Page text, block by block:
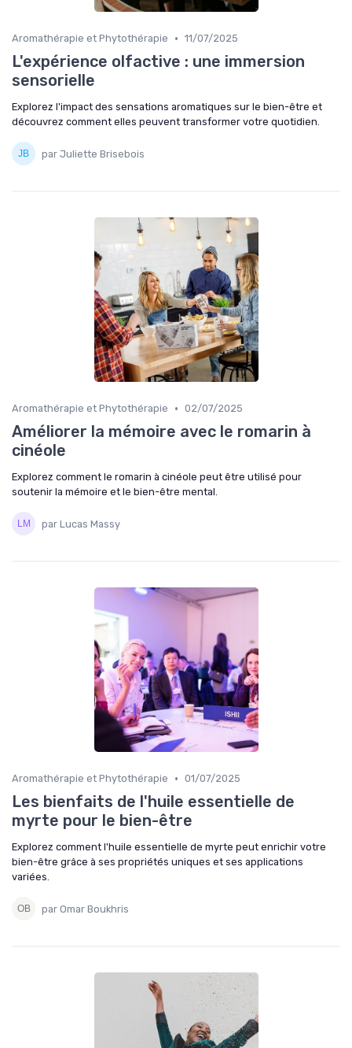
Aromathérapie et Phytothérapie • 11/07/2025
L'expérience olfactive : une immersion
sensorielle
Explorez l'impact des sensations aromatiques sur le bien-être et
découvrez comment elles peuvent transformer votre quotidien.
par Juliette Brisebois
Aromathérapie et Phytothérapie • 02/07/2025
Améliorer la mémoire avec le romarin à
cinéole
Explorez comment le romarin à cinéole peut être utilisé pour
soutenir la mémoire et le bien-être mental.
par Lucas Massy
Aromathérapie et Phytothérapie • 01/07/2025
Les bienfaits de l'huile essentielle de
myrte pour le bien-être
Explorez comment l'huile essentielle de myrte peut enrichir votre
bien-être grâce à ses propriétés uniques et ses applications
variées.
par Omar Boukhris